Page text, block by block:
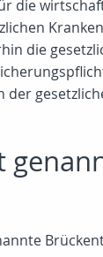
die
die
der